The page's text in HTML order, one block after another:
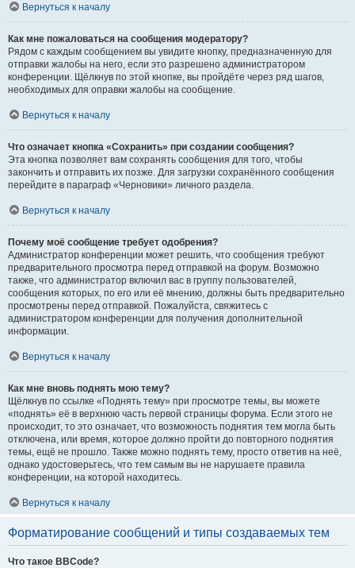
Вернуться к началу
Как мне пожаловаться на сообщения модератору?
Рядом с каждым сообщением вы увидите кнопку, предназначенную для
отправки жалобы на него, если это разрешено администратором
конференции. Щёлкнув по этой кнопке, вы пройдёте через ряд шагов,
необходимых для оправки жалобы на сообщение.
Вернуться к началу
Что означает кнопка «Сохранить» при создании сообщения?
Эта кнопка позволяет вам сохранять сообщения для того, чтобы
закончить и отправить их позже. Для загрузки сохранённого сообщения
перейдите в параграф «Черновики» личного раздела.
Вернуться к началу
Почему моё сообщение требует одобрения?
Администратор конференции может решить, что сообщения требуют
предварительного просмотра перед отправкой на форум. Возможно
также, что администратор включил вас в группу пользователей,
сообщения которых, по его или её мнению, должны быть предварительно
просмотрены перед отправкой. Пожалуйста, свяжитесь с
администратором конференции для получения дополнительной
информации.
Вернуться к началу
Как мне вновь поднять мою тему?
Щёлкнув по ссылке «Поднять тему» при просмотре темы, вы можете
«поднять» её в верхнюю часть первой страницы форума. Если этого не
происходит, то это означает, что возможность поднятия тем могла быть
отключена, или время, которое должно пройти до повторного поднятия
темы, ещё не прошло. Также можно поднять тему, просто ответив на неё,
однако удостоверьтесь, что тем самым вы не нарушаете правила
конференции, на которой находитесь.
Вернуться к началу
Форматирование сообщений и типы создаваемых тем
Что такое BBCode?